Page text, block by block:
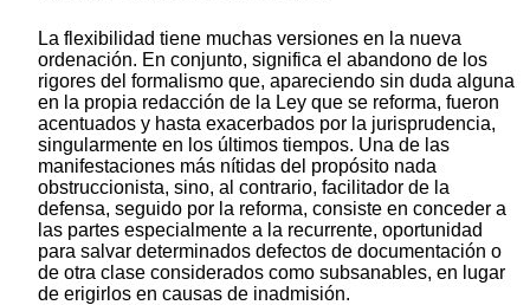
La flexibilidad tiene muchas versiones en la nueva
ordenación. En conjunto, significa el abandono de los
rigores del formalismo que, apareciendo sin duda alguna
en la propia redacción de la Ley que se reforma, fueron
acentuados y hasta exacerbados por la jurisprudencia,
singularmente en los últimos tiempos. Una de las
manifestaciones más nítidas del propósito nada
obstruccionista, sino, al contrario, facilitador de la
defensa, seguido por la reforma, consiste en conceder a
las partes especialmente a la recurrente, oportunidad
para salvar determinados defectos de documentación o
de otra clase considerados como subsanables, en lugar
de erigirlos en causas de inadmisión.